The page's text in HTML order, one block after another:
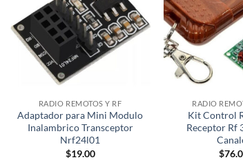
RADIO REMOTOS Y RF
Adaptador para Mini Modulo
Inalambrico Transceptor
Nrf24l01
$19.00
RADIO
Kit Control
Receptor Rf
$